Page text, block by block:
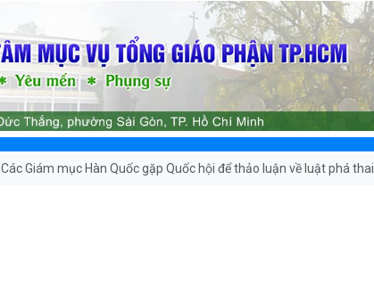
Các Giám mục Hàn Quốc gặp Quốc hội để thảo luận về luật phá thai